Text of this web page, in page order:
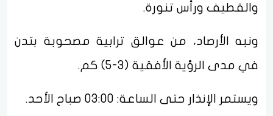
والقطيف ورأس تنورة.
ونبه الأرصاد، من عوالق ترابية مصحوبة بتدن
في مدى الرؤية الأفقية (3-5) كم.
ويستمر الإنذار حتى الساعة: 03:00 صباح الأحد.